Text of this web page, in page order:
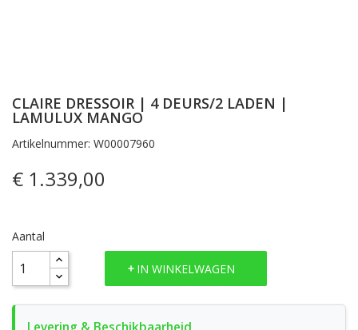
CLAIRE DRESSOIR | 4 DEURS/2 LADEN |
LAMULUX MANGO
Artikelnummer: W00007960
€ 1.339,00
Aantal
IN WINKELWAGEN